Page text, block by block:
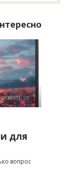
для
вопрос